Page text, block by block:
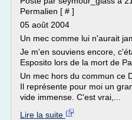
Permalien [ # ]
05 août 2004
Un mec comme lui n'aurait
Je m'en souviens encore,
Esposito lors de la mort de
Un mec hors du commun ce
Il représente pour moi un
vide immense. C'est vrai,...
Lire la suite